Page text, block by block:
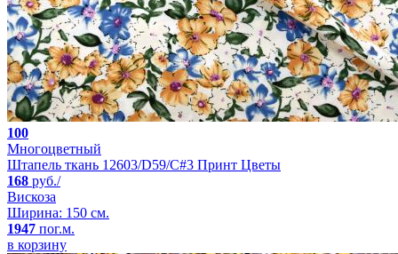
100
Многоцветный
Штапель ткань 12603/D59/C#3 Принт Цветы
168 руб./
Вискоза
Ширина: 150 см.
1947 пог.м.
в корзину